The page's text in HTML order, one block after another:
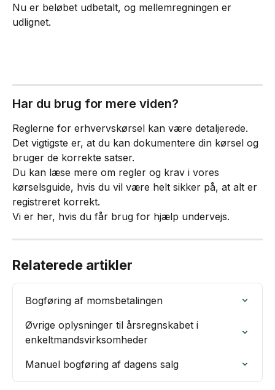
Nu er beløbet udbetalt, og mellemregningen er
udlignet.
Har du brug for mere viden?
Reglerne for erhvervskørsel kan være detaljerede.
Det vigtigste er, at du kan dokumentere din kørsel og
bruger de korrekte satser.
Du kan læse mere om regler og krav i vores
kørselsguide, hvis du vil være helt sikker på, at alt er
registreret korrekt.
Vi er her, hvis du får brug for hjælp undervejs.
Relaterede artikler
Bogføring af momsbetalingen
Øvrige oplysninger til årsregnskabet i
enkeltmandsvirksomheder
Manuel bogføring af dagens salg